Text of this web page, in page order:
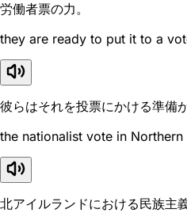
労働者票の力。
they are ready to put it to a
彼らはそれを投票にかける準備
the nationalist vote in Northern
北アイルランドにおける民族主